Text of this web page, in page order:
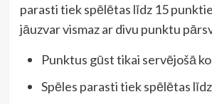
parasti tiek spēlētas līdz 15
jāuzvar vismaz ar divu punktu
Punktus gūst tikai servējošā
Spēles parasti tiek spēlētas